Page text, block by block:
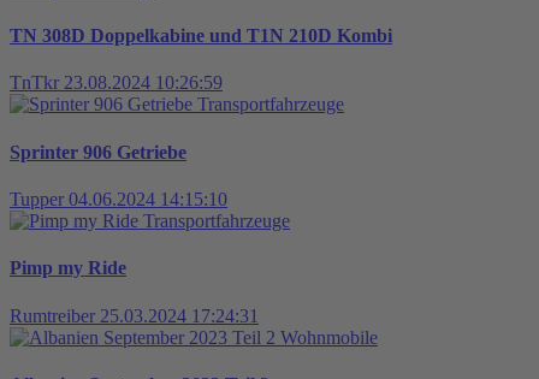
TN 308D Doppelkabine und T1N 210D Kombi
TnTkr 23.08.2024 10:26:59
Transportfahrzeuge
Sprinter 906 Getriebe
Tupper 04.06.2024 14:15:10
Transportfahrzeuge
Pimp my Ride
Rumtreiber 25.03.2024 17:24:31
Wohnmobile